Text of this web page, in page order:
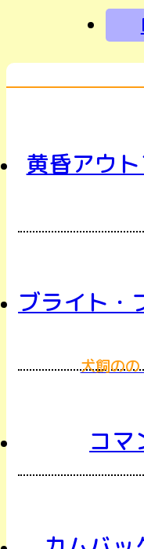
黄昏アウ
ブライト・
犬飼の
コマ